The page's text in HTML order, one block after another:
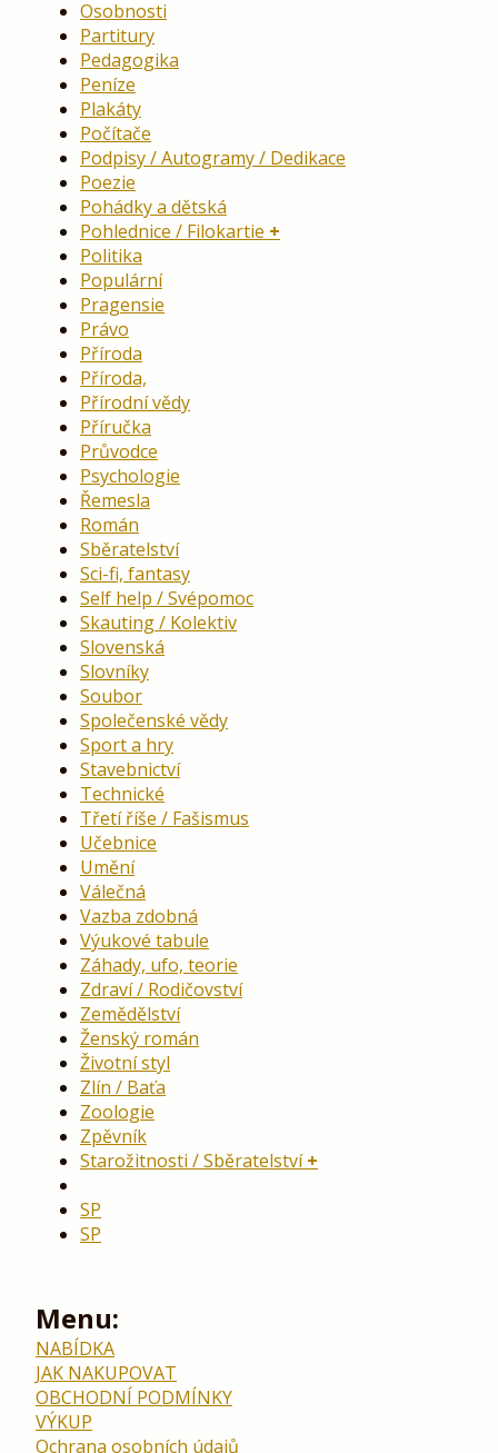
Osobnosti
Partitury
Pedagogika
Peníze
Plakáty
Počítače
Podpisy / Autogramy / Dedikace
Poezie
Pohádky a dětská
Pohlednice / Filokartie
Politika
Populární
Pragensie
Právo
Příroda
Příroda,
Přírodní vědy
Příručka
Průvodce
Psychologie
Řemesla
Román
Sběratelství
Sci-fi, fantasy
Self help / Svépomoc
Skauting / Kolektiv
Slovenská
Slovníky
Soubor
Společenské vědy
Sport a hry
Stavebnictví
Technické
Třetí říše / Fašismus
Učebnice
Umění
Válečná
Vazba zdobná
Výukové tabule
Záhady, ufo, teorie
Zdraví / Rodičovství
Zemědělství
Ženský román
Životní styl
Zlín / Baťa
Zoologie
Zpěvník
Starožitnosti / Sběratelství
SP
SP
Menu:
NABÍDKA
JAK NAKUPOVAT
OBCHODNÍ PODMÍNKY
VÝKUP
Ochrana osobních údajů